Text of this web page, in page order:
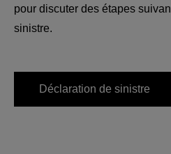
pour discuter des étapes
sinistre.
Déclaration de sinistre